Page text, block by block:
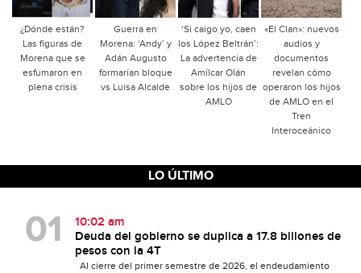
¿Dónde están?
Las figuras de
Morena que se
esfumaron en
plena crisis
Guerra en
Morena: ‘Andy’ y
Adán Augusto
formarían bloque
vs Luisa Alcalde
‘Si caigo yo, caen
los López Beltrán’:
La advertencia de
Amílcar Olán
sobre los hijos de
AMLO
«El Clan»: nuevos
audios y
documentos
revelan cómo
operaron los hijos
de AMLO en el
Tren
Interoceánico
LO ÚLTIMO
10:02 am
Deuda del gobierno se duplica a 17.8 billones de
pesos con la 4T
Al cierre del primer semestre de 2026, el endeudamiento